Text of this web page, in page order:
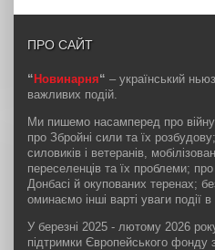
ПРО САЙТ
“ Новинарня“ – український
важливих подій.
Ми пишемо насамперед про
про Збройні сили та їх
силовиків і ветеранів,
переселенців та їх проблеми;
Донбасі й окупованих теренах;
оминаємо інші варті уваги події в
У березні 2025 - лютому 2026
підтримки Європейського фонду